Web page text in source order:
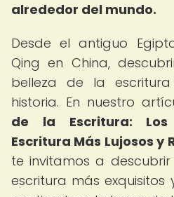
alrededor del mundo.
Desde el antiguo
Qing en China,
belleza de la
historia. En nuestro
de la Escritura: Los
Escritura Más Lujosos y
te invitamos a
escritura más exquisitos